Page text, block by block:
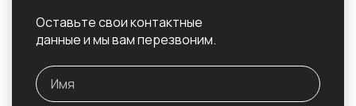
Оставьте свои контактные
данные и мы вам перезвоним.